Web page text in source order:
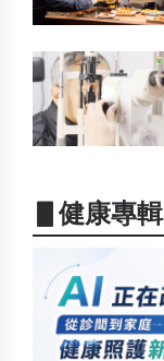
▋健康專輯